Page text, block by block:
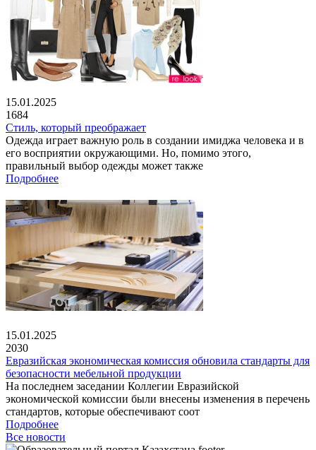
15.01.2025
1684
Стиль, который преображает
Одежда играет важную роль в создании имиджа человека и в
его восприятии окружающими. Но, помимо этого,
правильный выбор одежды может также
Подробнее
15.01.2025
2030
Евразийская экономическая комиссия обновила стандарты для
безопасности мебельной продукции
На последнем заседании Коллегии Евразийской
экономической комиссии были внесены изменения в перечень
стандартов, которые обеспечивают соот
Подробнее
Все новости